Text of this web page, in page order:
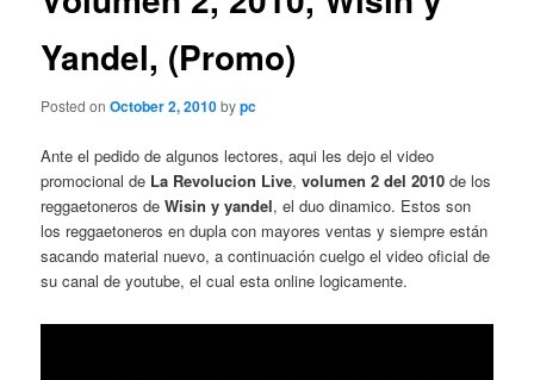
Yandel, (Promo)
Posted onOctober 2, 2010bypc
Ante el pedido de algunos lectores, aqui les dejo el video
promocional de La Revolucion Live,volumen 2 del 2010 de los
reggaetoneros deWisin y yandel, el duo dinamico. Estos son
los reggaetoneros en dupla con mayores ventas y siempre están
sacando material nuevo, a continuación cuelgo el video oficial de
su canal de youtube, el cual esta online logicamente.